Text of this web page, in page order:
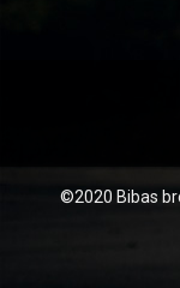
©2020 Bibas